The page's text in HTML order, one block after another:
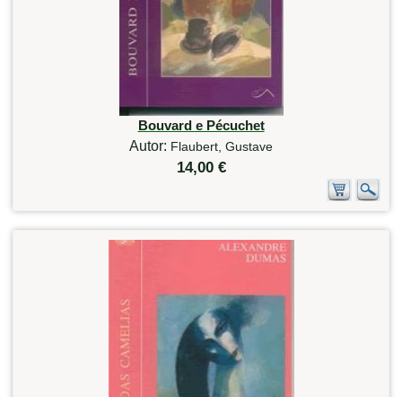
Bouvard e Pécuchet
Autor: Flaubert, Gustave
14,00 €